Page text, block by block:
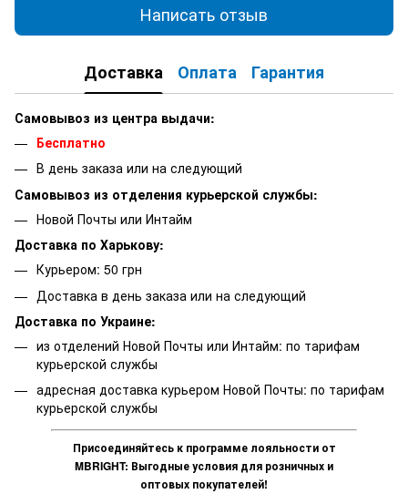
Написать отзыв
Доставка Оплата Гарантия
Самовывоз из центра выдачи:
Бесплатно
В день заказа или на следующий
Самовывоз из отделения курьерской службы:
Новой Почты или Интайм
Доставка по Харькову:
Курьером: 50 грн
Доставка в день заказа или на следующий
Доставка по Украине:
из отделений Новой Почты или Интайм: по тарифам
курьерской службы
адресная доставка курьером Новой Почты: по тарифам
курьерской службы
Присоединяйтесь к программе лояльности от
MBRIGHT: Выгодные условия для розничных и
оптовых покупателей!